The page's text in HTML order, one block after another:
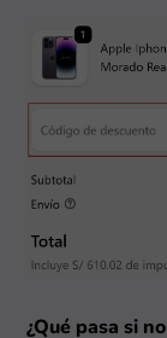
¿Qué pasa si